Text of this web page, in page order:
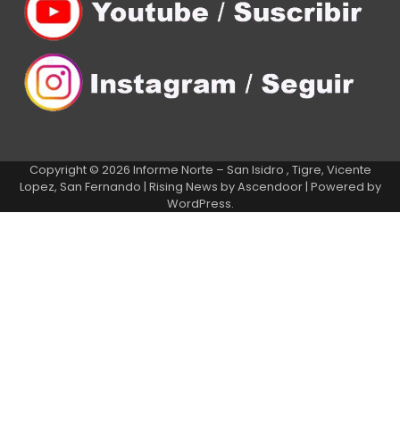
Copyright © 2026 Informe Norte – San Isidro , Tigre, Vicente
Lopez, San Fernando | Rising News byAscendoor| Powered by
WordPress.